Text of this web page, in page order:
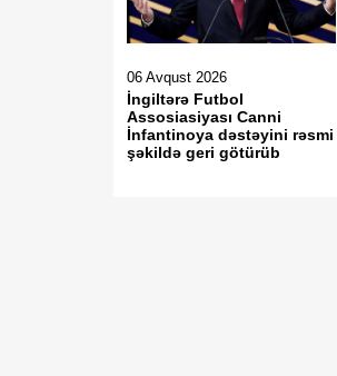
06 Avqust 2026
İngiltərə Futbol
Assosiasiyası Canni
İnfantinoya dəstəyini rəsmi
şəkildə geri götürüb